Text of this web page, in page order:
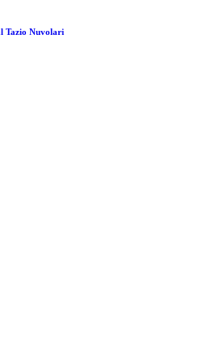
Tazio Nuvolari